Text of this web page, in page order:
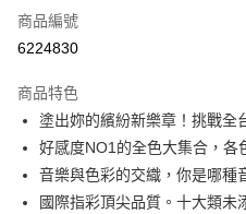
超商取貨付款
Apple Pay
街口支付
悠遊付
商品編號
6224830
商品特色
塗出妳的繽紛新樂章！挑戰全
好感度NO1的全色大集合，各
音樂與色彩的交織，你是哪種
國際指彩頂尖品質。十大類未